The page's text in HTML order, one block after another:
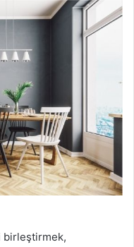
birleştirmek,